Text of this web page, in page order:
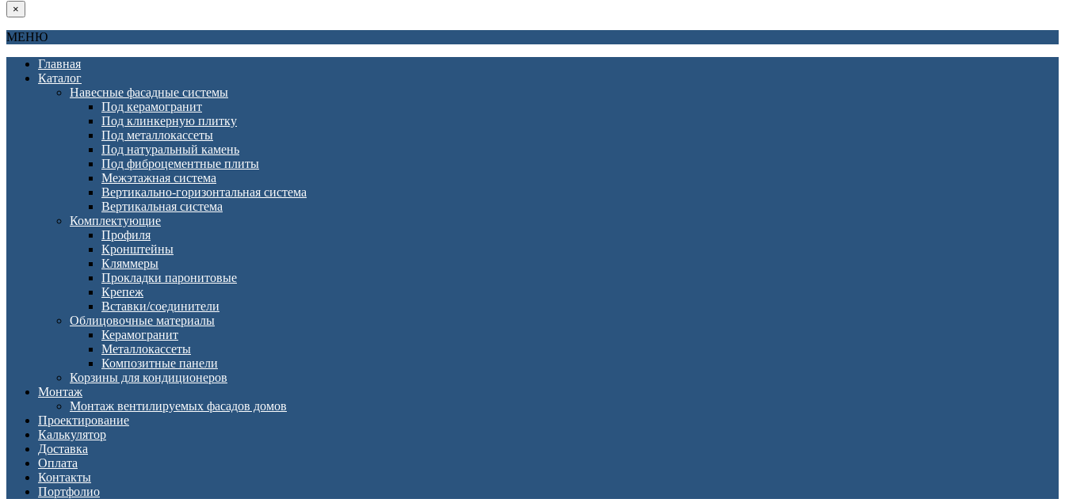
×
МЕНЮ
Главная
Каталог
Навесные фасадные системы
Под керамогранит
Под клинкерную плитку
Под металлокассеты
Под натуральный камень
Под фиброцементные плиты
Межэтажная система
Вертикально-горизонтальная система
Вертикальная система
Комплектующие
Профиля
Кронштейны
Кляммеры
Прокладки паронитовые
Крепеж
Вставки/соединители
Облицовочные материалы
Керамогранит
Металлокассеты
Композитные панели
Корзины для кондиционеров
Монтаж
Монтаж вентилируемых фасадов домов
Проектирование
Калькулятор
Доставка
Оплата
Контакты
Портфолио